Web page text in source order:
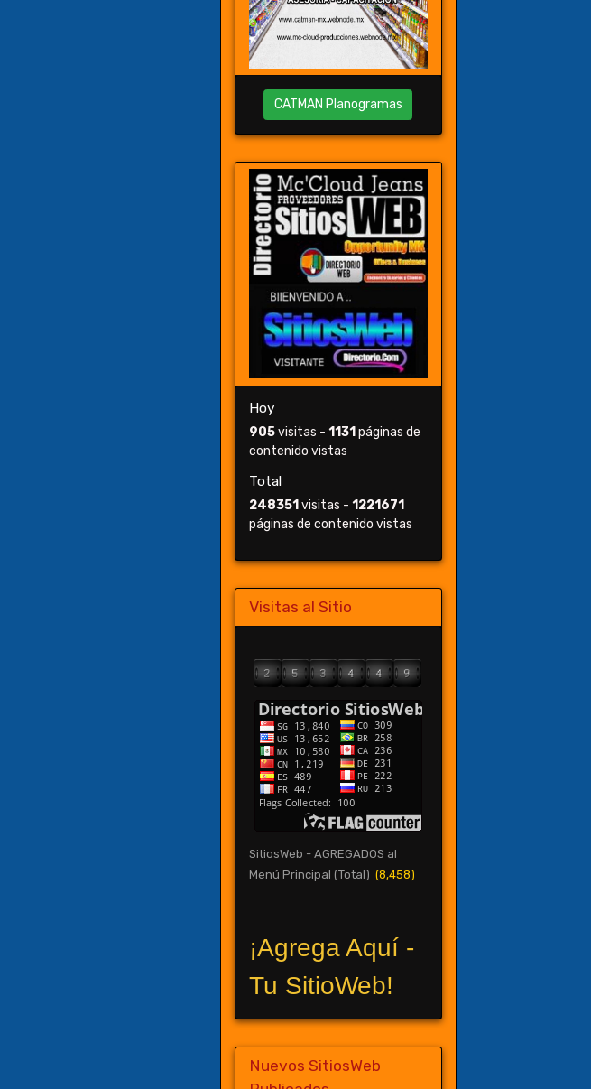
CATMAN Planogramas
Hoy
905visitas -1131 páginas de
contenido vistas
Total
248351 visitas -1221671
páginas de contenido vistas
Visitas al Sitio
SitiosWeb - AGREGADOS al
Menú Principal (Total) (8,458)
¡Agrega Aquí -
Tu SitioWeb!
Nuevos SitiosWeb